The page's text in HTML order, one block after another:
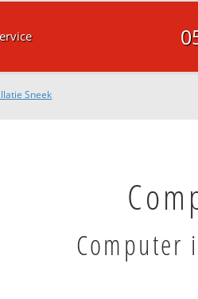
Sneek
Computer